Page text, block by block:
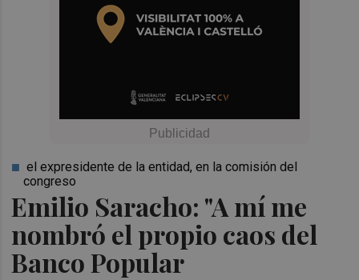
Emilio Saracho: "A mí me
nombró el propio caos del
Banco Popular
el expresidente de la entidad, en la comisión del
congreso